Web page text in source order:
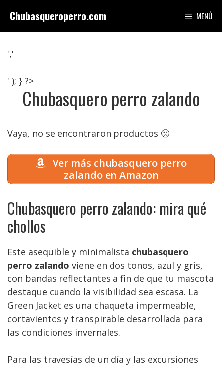
contenido
Chubasqueroperro.com MENÚ
','
' ); } ?>
Chubasquero perro zalando
Vaya, no se encontraron productos 🙁
Ver más chubasquero perro
zalando en Amazon
Chubasquero perro zalando: mira qué
chollos
Este asequible y minimalista chubasquero
perro zalando viene en dos tonos, azul y gris,
con bandas reflectantes a fin de que tu mascota
destaque cuando la visibilidad sea escasa. La
Green Jacket es una chaqueta impermeable,
cortavientos y transpirable desarrollada para
las condiciones invernales.
Para las travesías de un día y las excursiones